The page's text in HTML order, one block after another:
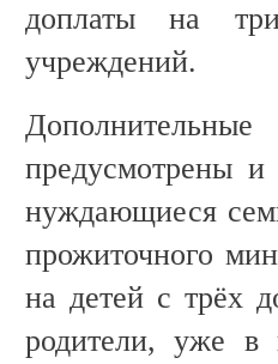
доплаты на
учреждений.
предусмотрены
нуждающиеся
прожиточного
на детей с трёх
родители, уже в